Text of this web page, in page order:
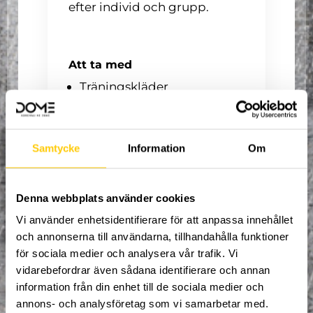
Samtycke Information Om
Denna webbplats använder cookies
Vi använder enhetsidentifierare för att anpassa innehållet
och annonserna till användarna, tillhandahålla funktioner
för sociala medier och analysera vår trafik. Vi
vidarebefordrar även sådana identifierare och annan
information från din enhet till de sociala medier och
annons- och analysföretag som vi samarbetar med.
efter individ och grupp.
Att ta med
Träningskläder
Praktiskt
695 kr
Lägren leds av erfarna ledare
som skapar trygghet, tydlighet